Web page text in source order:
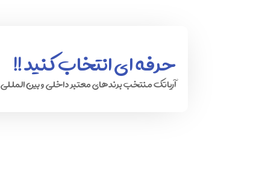
حرفه ای انتخاب کنید !!
آریاتک منتخب برندهای معتبر داخلی و بین المللی